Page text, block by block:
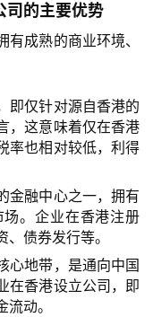
司的主要优势
成熟的商业环境、
即仅针对源自香港的
，这意味着仅在香港
率也相对较低，利得
金融中心之一，拥有
。企业在香港注册
债券发行等。
心地带，是通向中国
在香港设立公司，即
动。